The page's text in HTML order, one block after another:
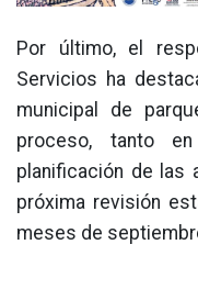
Por último, el
Servicios ha
municipal de
proceso, tanto
planificación de las
próxima revisión
meses de